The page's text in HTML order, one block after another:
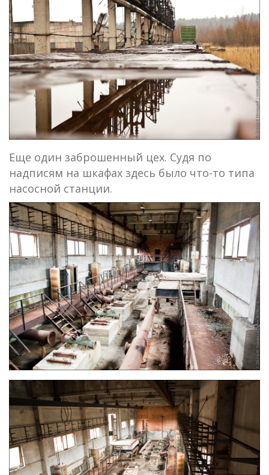
Еще один заброшенный цех. Судя по
надписям на шкафах здесь было что-то типа
насосной станции.